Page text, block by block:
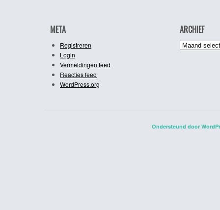
META
Registreren
Login
Vermeldingen feed
Reacties feed
WordPress.org
ARCHIEF
Archief
Ondersteund door